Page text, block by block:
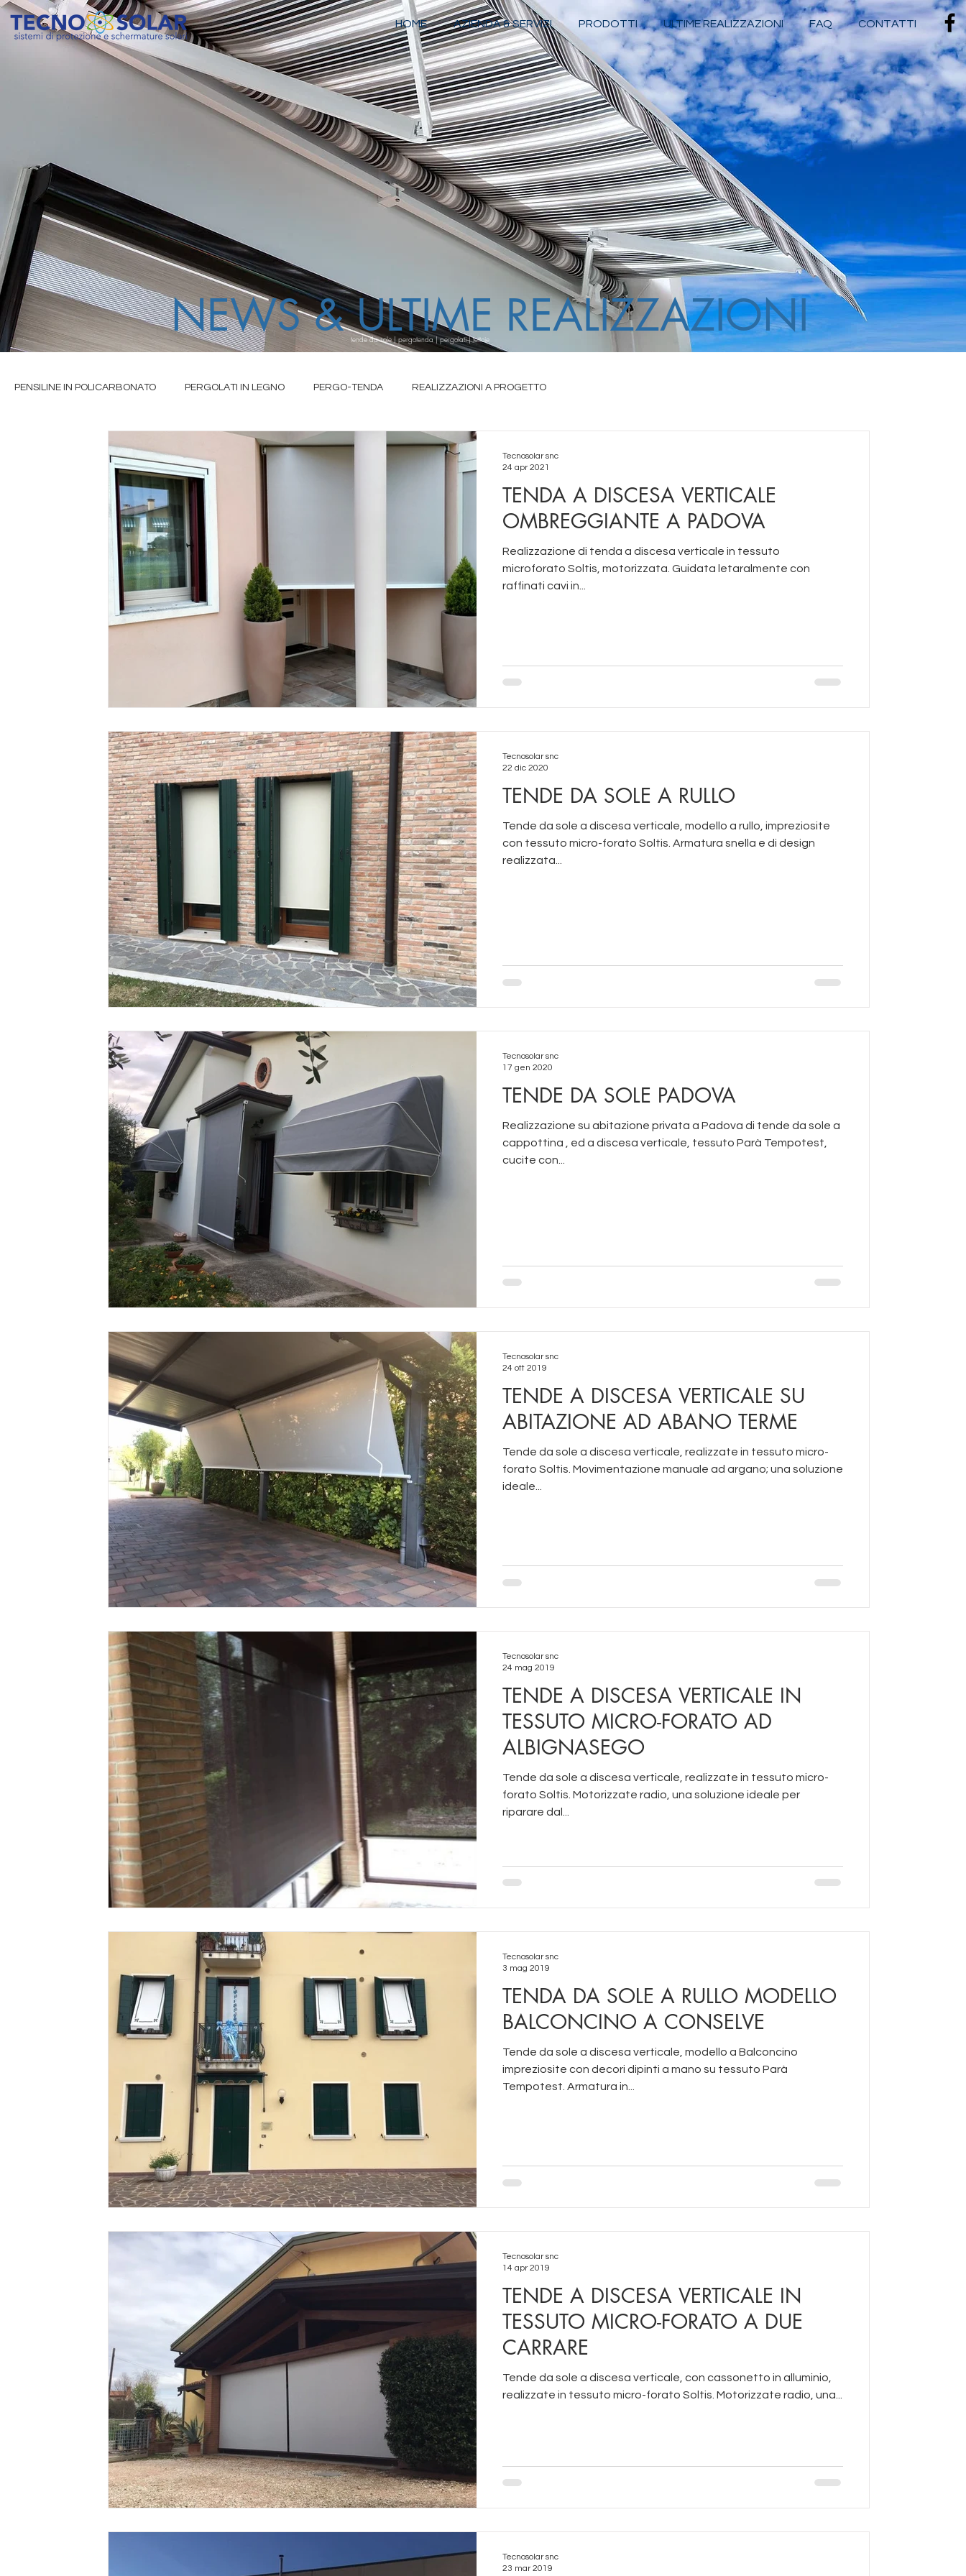
HOME AZIENDA & SERVIZI PRODOTTI ULTIME REALIZZAZIONI FAQ CONTATTI
NEWS & ULTIME REALIZZAZIONI
tende da sole | pergotenda | pergolati | tettoie
PENSILINE IN POLICARBONATO PERGOLATI IN LEGNO PERGO-TENDA REALIZZAZIONI A PROGETTO
TENDE DA SOLE A CAPPOTTINA TENDE DA SOLE A BRACCIA ESTENSIBILI
TENDE DA SOLE CASSONETTATE
TENDA A DISCESA VERTICALE
OMBREGGIANTE A PADOVA
Realizzazione di tenda a discesa verticale in tessuto
microforato Soltis, motorizzata. Guidata letaralmente con
raffinati cavi in...
Tecnosolar snc
24 apr 2021
TENDE DA SOLE A RULLO
Tende da sole a discesa verticale, modello a rullo, impreziosite
con tessuto micro-forato Soltis. Armatura snella e di design
realizzata...
Tecnosolar snc
22 dic 2020
TENDE DA SOLE PADOVA
Realizzazione su abitazione privata a Padova di tende da sole a
cappottina , ed a discesa verticale, tessuto Parà Tempotest,
cucite con...
Tecnosolar snc
17 gen 2020
TENDE A DISCESA VERTICALE SU
ABITAZIONE AD ABANO TERME
Tende da sole a discesa verticale, realizzate in tessuto micro-
forato Soltis. Movimentazione manuale ad argano; una soluzione
ideale...
Tecnosolar snc
24 ott 2019
TENDE A DISCESA VERTICALE IN
TESSUTO MICRO-FORATO AD
ALBIGNASEGO
Tende da sole a discesa verticale, realizzate in tessuto micro-
forato Soltis. Motorizzate radio, una soluzione ideale per
riparare dal...
Tecnosolar snc
24 mag 2019
TENDA DA SOLE A RULLO MODELLO
BALCONCINO A CONSELVE
Tende da sole a discesa verticale, modello a Balconcino
impreziosite con decori dipinti a mano su tessuto Parà
Tempotest. Armatura in...
Tecnosolar snc
3 mag 2019
TENDE A DISCESA VERTICALE IN
TESSUTO MICRO-FORATO A DUE
CARRARE
Tende da sole a discesa verticale, con cassonetto in alluminio,
realizzate in tessuto micro-forato Soltis. Motorizzate radio, una...
Tecnosolar snc
14 apr 2019
Tecnosolar snc
23 mar 2019